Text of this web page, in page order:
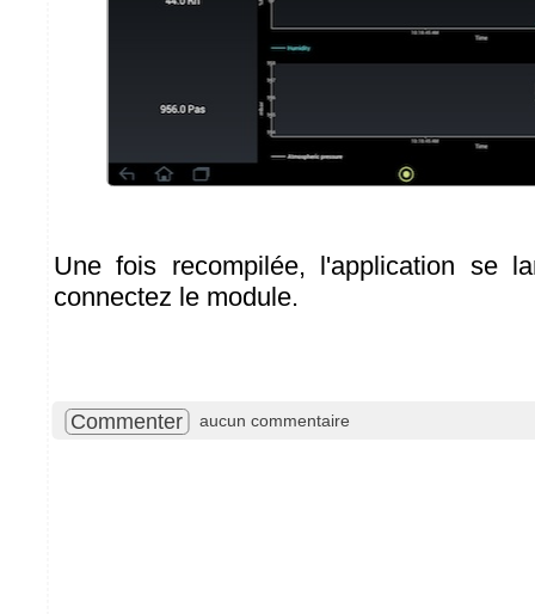
Une fois recompilée, l'application se
connectez le module.
Commenter aucun commentaire